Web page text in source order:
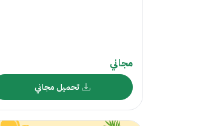
مجاني
تحميل مجاني